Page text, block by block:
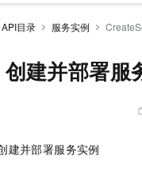
API目录 服务实例
建并部署服
建并部署服务实例
的域名与建站服务
PAI 大模型
、训练和推理服务
动完成翻译和格式还原
，打造自进化智能体
久记忆，越用越聪明
免费 tokens，加速 Al 应用落地
模型订阅计划 NEW
首发尝鲜，限时加量 10 倍，夜
算价格
别
伴
务